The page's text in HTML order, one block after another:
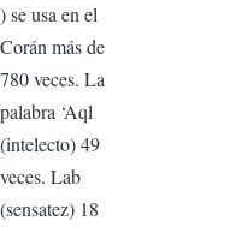
) se usa en el
Corán más de
780 veces. La
pa­labra ‘Aql
(intelecto) 49
veces. Lab
(sensatez) 18